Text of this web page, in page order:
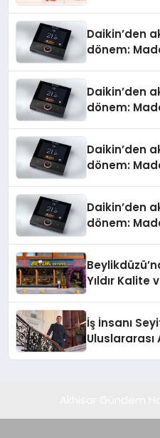
Daikin’den
dönem:
Daikin’den
dönem:
Daikin’den
dönem:
Daikin’den
dönem:
Yıldır Kalite
İş İnsanı
Uluslararası